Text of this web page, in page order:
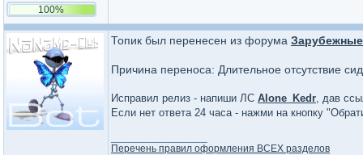
100%
Топик был перенесен из форума
Причина переноса: Длительное отсутствие
Исправил релиз - напиши ЛС Alone_Kedr, дав
Если нет ответа 24 часа - нажми на кнопку
Перечень правил оформления ВСЕХ разделов